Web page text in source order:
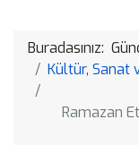
Buradasınız:
Kültür, Sanat
Ramazan